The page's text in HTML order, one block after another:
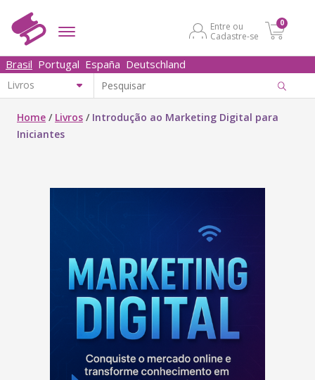
Entre ou
Cadastre-se
0
Brasil Portugal España Deutschland
Home / Livros / Introdução ao Marketing Digital para
Iniciantes